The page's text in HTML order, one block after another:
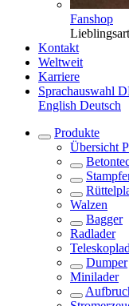
Fanshop
Kontakt
Weltweit
Karriere
Sprachauswahl
English Deutsch
Produkte
Übersicht
Walzen
Bagger
Radlader
Dumper
Minilader